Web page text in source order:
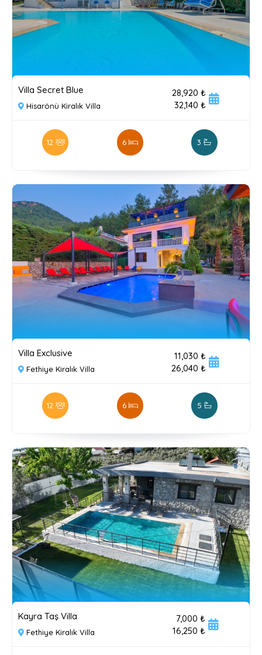
Villa Secret Blue
Hisarönü Kiralık Villa
28,920 ₺
32,140 ₺
12 6 3
Villa Exclusive
Fethiye Kiralık Villa
11,030 ₺
26,040 ₺
12 6 5
Kayra Taş Villa
Fethiye Kiralık Villa
7,000 ₺
16,250 ₺